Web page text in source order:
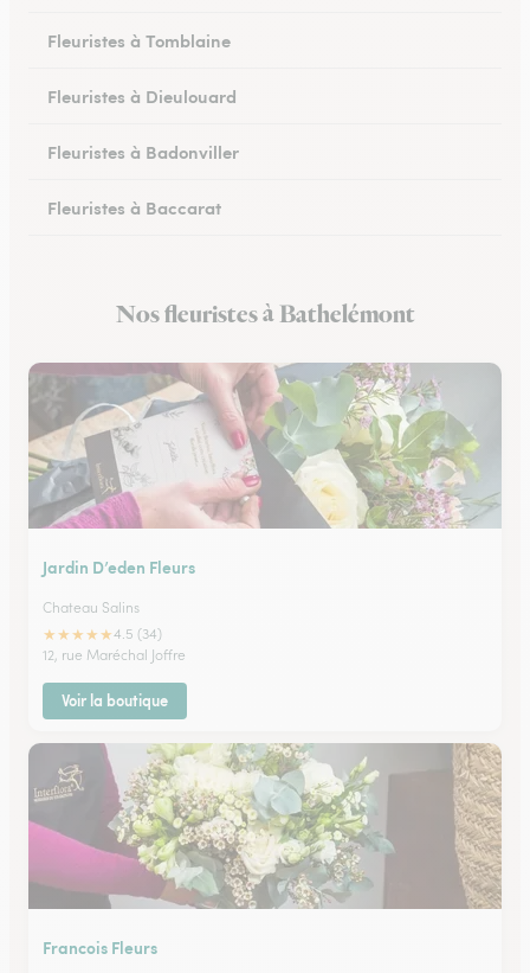
Fleuristes à Tomblaine
Fleuristes à Dieulouard
Fleuristes à Badonviller
Fleuristes à Baccarat
Fleuristes à Longwy
Nos fleuristes à Bathelémont
Jardin D’eden Fleurs
Chateau Salins
★★★★★4.5 (34)
12, rue Maréchal Joffre
Voir la boutique
Francois Fleurs